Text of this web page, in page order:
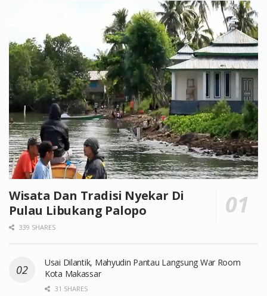
Wisata Dan Tradisi Nyekar Di
Pulau Libukang Palopo
339 SHARES
Usai Dilantik, Mahyudin Pantau Langsung War Room
Kota Makassar
31 SHARES